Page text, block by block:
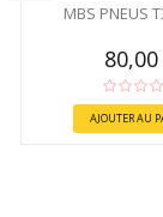
MBS PNEUS
AJOUTER AU